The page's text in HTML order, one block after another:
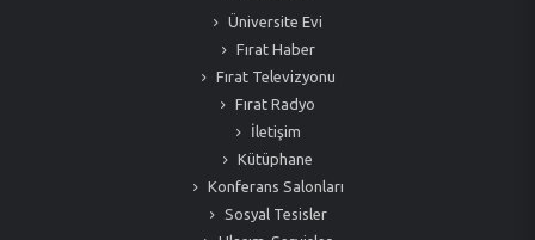
Üniversite Evi
Fırat Haber
Fırat Televizyonu
Fırat Radyo
İletişim
Kütüphane
Konferans Salonları
Sosyal Tesisler